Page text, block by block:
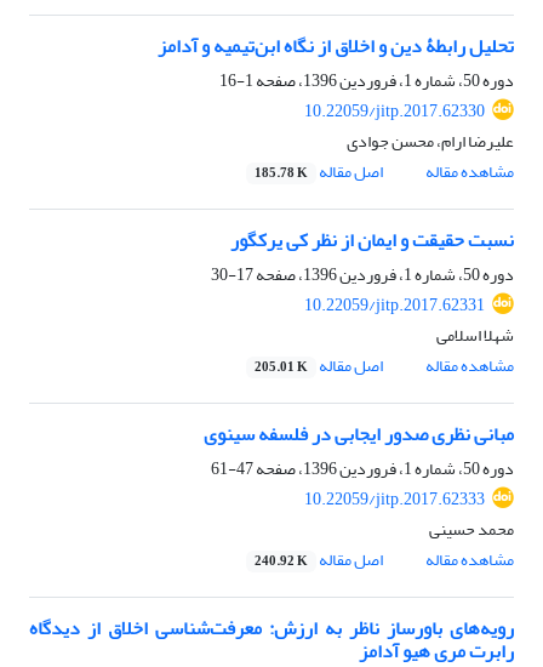
تحلیل رابطۀ دین و اخلاق از نگاه ابن‌تیمیه و آدامز
دوره 50، شماره 1، فروردین 1396، صفحه
1-16
10.22059/jitp.2017.62330
علیرضا ارام، محسن جوادی
مشاهده مقاله
اصل مقاله 185.78 K
نسبت حقیقت و ایمان از نظر کی یرکگور
دوره 50، شماره 1، فروردین 1396، صفحه
17-30
10.22059/jitp.2017.62331
شهلا اسلامی
مشاهده مقاله
اصل مقاله 205.01 K
مبانی نظری صدور ایجابی در فلسفه سینوی
دوره 50، شماره 1، فروردین 1396، صفحه
47-61
10.22059/jitp.2017.62333
محمد حسینی
مشاهده مقاله
اصل مقاله 240.92 K
رویه‌های باورساز ناظر به ارزش: معرفت‌شناسی اخلاق از دیدگاه
رابرت مری هیو آدامز